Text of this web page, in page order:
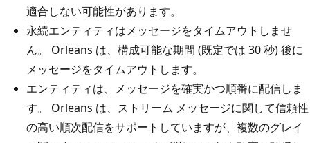
適合しない可能性があります。
永続エンティティはメッセージをタイムアウトしませ
ん。 Orleans は、構成可能な期間 (既定では 30 秒) 後に
メッセージをタイムアウトします。
エンティティは、メッセージを確実かつ順番に配信しま
す。 Orleans は、ストリーム メッセージに関して信頼性
の高い順次配信をサポートしていますが、複数のグレイ